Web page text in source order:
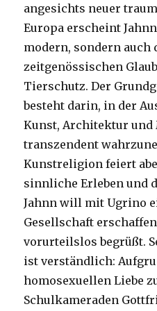
angesichts neuer
Europa erscheint
modern, sondern auch
zeitgenössischen
Tierschutz. Der
besteht darin, in der
Kunst, Architektur
transzendent
Kunstreligion feiert
sinnliche Erleben und
Jahnn will mit Ugrino
Gesellschaft
vorurteilslos begrüßt.
ist verständlich:
homosexuellen Liebe
Schulkameraden